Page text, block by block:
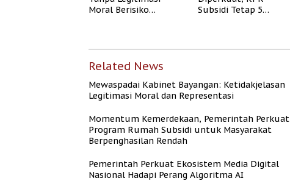
Moral Berisiko
Subsidi Tetap 5
Related News
Mewaspadai Kabinet Bayangan: Ketidakjelasan
Legitimasi Moral dan Representasi
Momentum Kemerdekaan, Pemerintah Perkuat
Program Rumah Subsidi untuk Masyarakat
Berpenghasilan Rendah
Pemerintah Perkuat Ekosistem Media Digital
Nasional Hadapi Perang Algoritma AI